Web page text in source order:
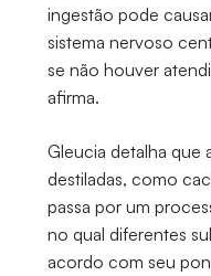
ingestão pode
sistema nervoso
se não houver
afirma.
Gleucia detalha que
destiladas, como
passa por um
no qual diferentes
acordo com seu